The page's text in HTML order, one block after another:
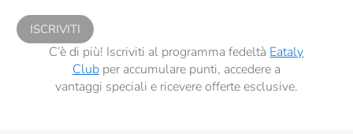
ISCRIVITI
C’è di più! Iscriviti al programma fedeltà Eataly
Clubper accumulare punti, accedere a
vantaggi speciali e ricevere offerte esclusive.